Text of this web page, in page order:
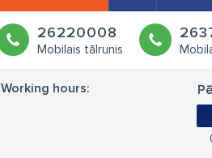
26220008
Mobilais tālrunis
Working hours: